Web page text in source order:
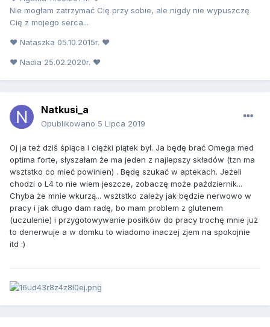
Nie mogłam zatrzymać Cię przy sobie, ale nigdy nie wypuszczę
Cię z mojego serca...
♥ Nataszka 05.10.2015r. ♥
♥ Nadia 25.02.2020r. ♥
Natkusi_a
Opublikowano 5 Lipca 2019
Oj ja też dziś śpiąca i ciężki piątek był. Ja będę brać Omega med
optima forte, słyszałam że ma jeden z najlepszy składów (tzn ma
wsztstko co mieć powinien) . Będę szukać w aptekach. Jeżeli
chodzi o L4 to nie wiem jeszcze, zobaczę może październik...
Chyba że mnie wkurzą... wsztstko zależy jak będzie nerwowo w
pracy i jak długo dam radę, bo mam problem z glutenem
(uczulenie) i przygotowywanie posiłków do pracy trochę mnie już
to denerwuje a w domku to wiadomo inaczej zjem na spokojnie
itd :)